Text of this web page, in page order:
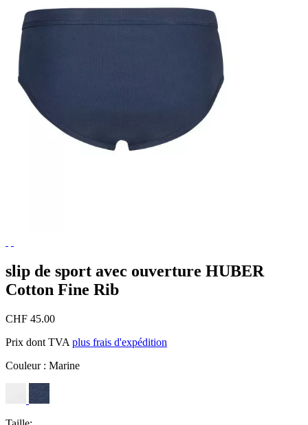
slip de sport avec ouverture HUBER
Cotton Fine Rib
CHF 45.00
Prix dont TVA plus frais d'expédition
Couleur : Marine